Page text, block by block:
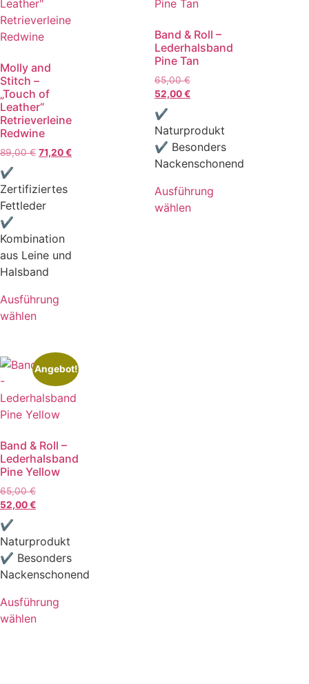
Molly and
Stitch –
„Touch of
Leather“
Retrieverleine
Redwine
89,00€ 71,20€
✔
Zertifiziertes
Fettleder
✔
Kombination
aus Leine und
Halsband
Ausführung
wählen
Band & Roll –
Lederhalsband
Pine Tan
65,00€
52,00€
✔
Naturprodukt
✔ Besonders
Nackenschonend
Ausführung
wählen
Angebot!
Band & Roll –
Lederhalsband
Pine Yellow
65,00€
52,00€
✔
Naturprodukt
✔ Besonders
Nackenschonend
Ausführung
wählen